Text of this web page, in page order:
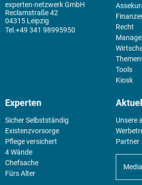
experten-netzwerk GmbH
Reclamstraße 42
04315 Leipzig
+49 341 98995950
Recht
Tools
Kiosk
Experten
Sicher Selbstständig
Existenz­vorsorge
Pflege versichert
4 Wände
Chefsache
Fürs Alter
Unsere
Partner